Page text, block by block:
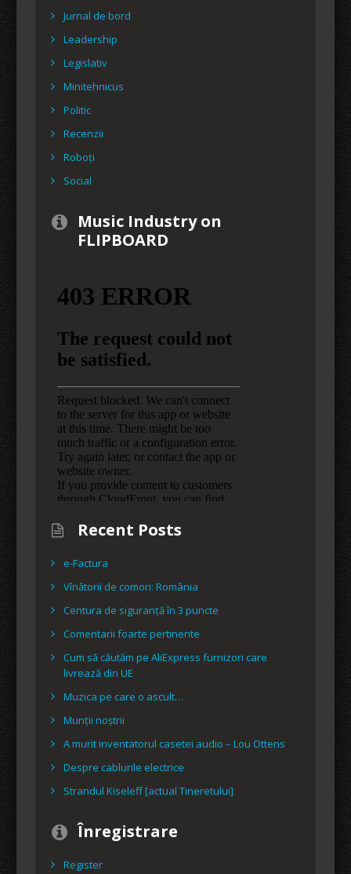
Jurnal de bord
Leadership
Legislativ
Minitehnicus
Politic
Recenzii
Roboți
Social
Music Industry on
FLIPBOARD
Recent Posts
e-Factura
Vînătorii de comori: România
Centura de siguranță în 3 puncte
Comentarii foarte pertinente
Cum să căutăm pe AliExpress furnizori care
livrează din UE
Muzica pe care o ascult…
Munții noștrii
A murit inventatorul casetei audio – Lou Ottens
Despre cablurile electrice
Strandul Kiseleff [actual Tineretului]
Înregistrare
Register